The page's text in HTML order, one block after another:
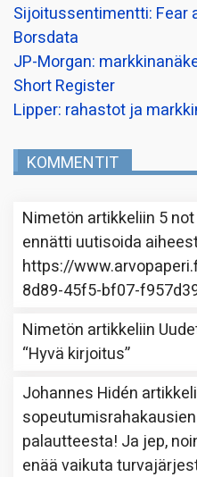
Sijoitussentimentti: Fear
Borsdata
JP-Morgan:
Short Register
Lipper: rahastot ja
KOMMENTIT
Nimetön artikkeliin 5
ennätti uutisoida
https://
8d89-45f5-bf07-
Nimetön artikkeliin
“Hyvä kirjoitus”
Johannes Hidén
palautteesta! Ja jep,
enää vaikuta